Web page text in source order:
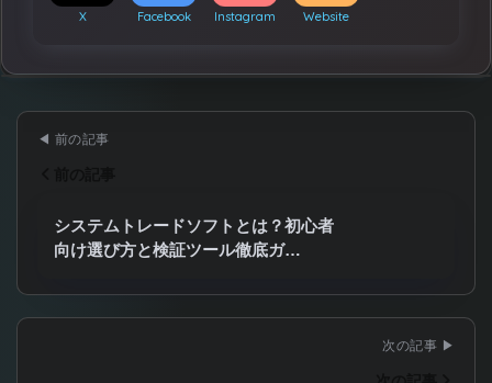
X Facebook Instagram Website
システムトレードソフトとは？初心者
向け選び方と検証ツール徹底ガ…